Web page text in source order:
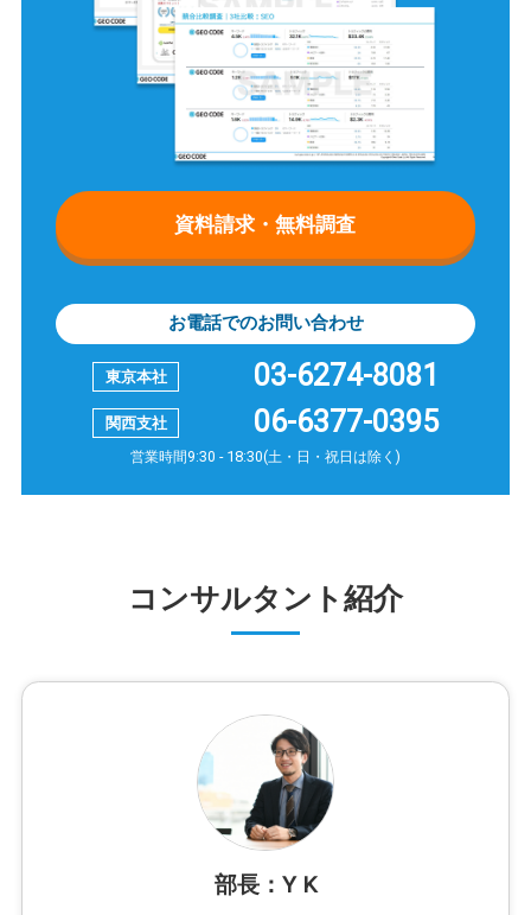
お電話でのお問い合わせ
03-6274-8081
06-6377-0395
営業時間9:30 - 18:30(土・日・祝日は除く)
資料請求・無料調査
コンサルタント紹介
部長：Y K